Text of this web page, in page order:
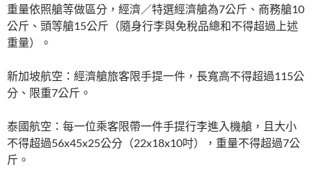
重量依照艙等做區分，經濟／特選經濟艙為7公斤、商務艙10
公斤、頭等艙15公斤（隨身行李與免稅品總和不得超過上述
重量）。
新加坡航空：經濟艙旅客限手提一件，長寬高不得超過115公
分、限重7公斤。
泰國航空：每一位乘客限帶一件手提行李進入機艙，且大小
不得超過56x45x25公分（22x18x10吋），重量不得超過7公
斤。